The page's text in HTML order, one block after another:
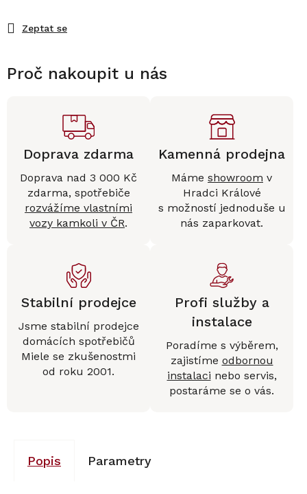
Zeptat se
Proč nakoupit u nás
Doprava zdarma
Doprava nad 3 000 Kč
zdarma, spotřebiče
rozvážíme vlastními
vozy kamkoli v ČR.
Kamenná prodejna
Máme showroom v
Hradci Králové
s možností jednoduše u
nás zaparkovat.
Stabilní prodejce
Jsme stabilní prodejce
domácích spotřebičů
Miele se zkušenostmi
od roku 2001.
Profi služby a
instalace
Poradíme s výběrem,
zajistíme odbornou
instalaci nebo servis,
postaráme se o vás.
Popis Parametry